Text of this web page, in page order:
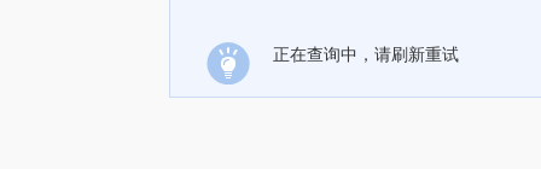
正在查询中，请刷新重试